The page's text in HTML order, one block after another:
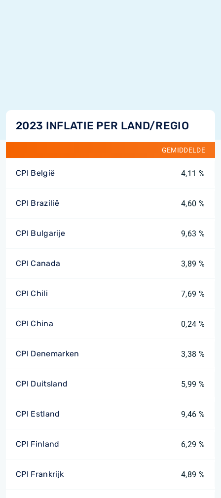
2023 INFLATIE PER LAND/REGIO
GEMIDDELDE
CPI België 4,11 %
CPI Brazilië 4,60 %
CPI Bulgarije 9,63 %
CPI Canada 3,89 %
CPI Chili 7,69 %
CPI China 0,24 %
CPI Denemarken 3,38 %
CPI Duitsland 5,99 %
CPI Estland 9,46 %
CPI Finland 6,29 %
CPI Frankrijk 4,89 %